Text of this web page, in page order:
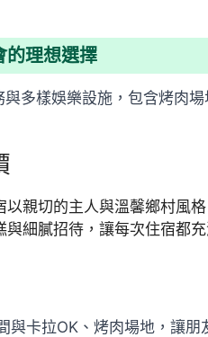
的理想選擇
多樣娛樂設施，包含烤肉
以親切的主人與溫馨鄉村風
細膩招待，讓每次住宿都充
與卡拉OK、烤肉場地，讓